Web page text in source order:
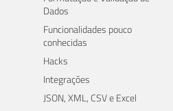
Dados
Funcionalidades pouco
conhecidas
Hacks
Integrações
JSON, XML, CSV e Excel